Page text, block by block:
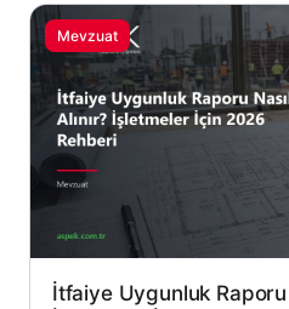
Mevzuat
İtfaiye Uygunluk Raporu